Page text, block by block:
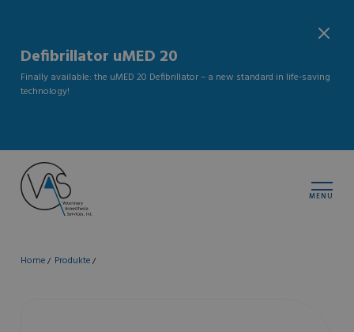
Defibrillator uMED 20
Finally available: the uMED 20 Defibrillator – a new standard in life-saving
technology!
MENU
Home Produkte